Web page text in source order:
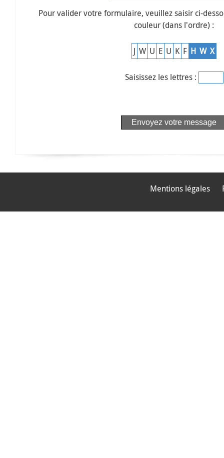
Pour valider votre formulaire, veuillez saisir ci-
couleur (dans l'ordre) :
J W U E U K F H W X
Saisissez les lettres :
Mentions légales